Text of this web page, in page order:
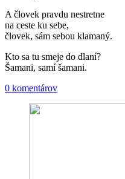
A človek pravdu nestretne
na ceste ku sebe,
človek, sám sebou klamaný.
Kto sa tu smeje do dlaní?
Šamani, samí šamani.
0 komentárov